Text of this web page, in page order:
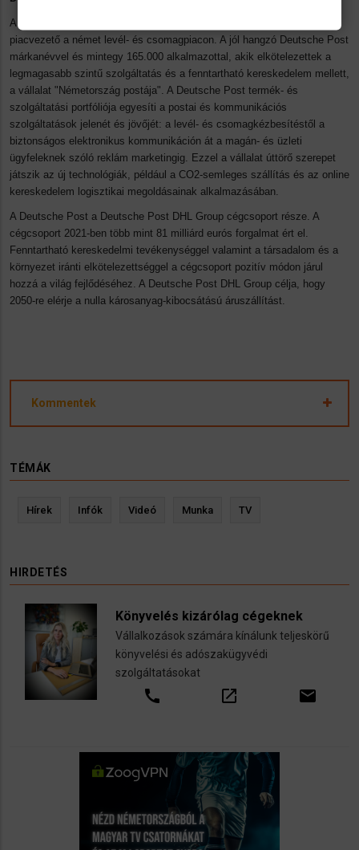
A Deutsche Post Európa legnagyobb postai szolgáltatója és
piacvezető a német levél- és csomagpiacon. A jól hangzó Deutsche Post
márkanévvel és mintegy 165.000 alkalmazottal, akik elkötelezettek a
legmagasabb szintű szolgáltatás és a fenntartható kereskedelem mellett,
a vállalat "Németország postája". A Deutsche Post termék- és
szolgáltatási portfóliója egyesíti a postai és kommunikációs
szolgáltatások jelenét és jövőjét: a levél- és csomagkézbesítéstől a
biztonságos elektronikus kommunikáción át a magán- és üzleti
ügyfeleknek szóló reklám marketingig. Ezzel a vállalat úttörő szerepet
játszik az új technológiák, például a CO2-semleges szállítás és az online
kereskedelem logisztikai megoldásainak alkalmazásában.
A Deutsche Post a Deutsche Post DHL Group cégcsoport része. A
cégcsoport 2021-ben több mint 81 milliárd eurós forgalmat ért el.
Fenntartható kereskedelmi tevékenységgel valamint a társadalom és a
környezet iránti elkötelezettséggel a cégcsoport pozitív módon járul
hozzá a világ fejlődéséhez. A Deutsche Post DHL Group célja, hogy
2050-re elérje a nulla károsanyag-kibocsátású áruszállítást.
Kommentek
TÉMÁK
Hírek Infók Videó Munka TV
HIRDETÉS
Könyvelés kizárólag cégeknek
Vállalkozások számára kínálunk teljeskörű
könyvelési és adószakügyvédi
szolgáltatásokat
call open_in_new email